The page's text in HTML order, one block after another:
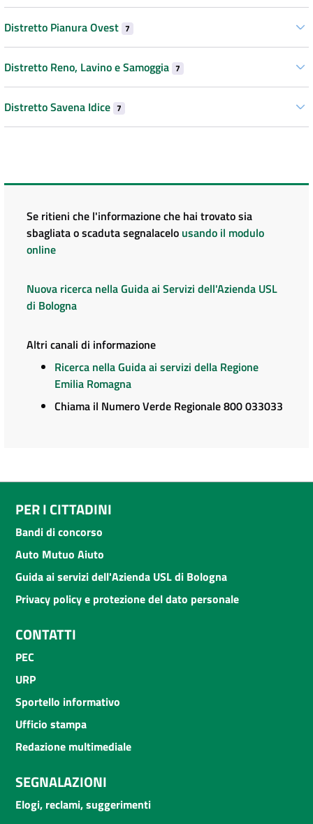
Distretto Pianura Ovest 7
Distretto Reno, Lavino e Samoggia 7
Distretto Savena Idice 7
Se ritieni che l'informazione che hai trovato sia
sbagliata o scaduta segnalacelo usando il modulo
online
Nuova ricerca nella Guida ai Servizi dell'Azienda USL
di Bologna
Altri canali di informazione
Ricerca nella Guida ai servizi della Regione
Emilia Romagna
Chiama il Numero Verde Regionale 800 033033
PER I CITTADINI
Bandi di concorso
Auto Mutuo Aiuto
Guida ai servizi dell'Azienda USL di Bologna
Privacy policy e protezione del dato personale
CONTATTI
PEC
URP
Sportello informativo
Ufficio stampa
Redazione multimediale
SEGNALAZIONI
Elogi, reclami, suggerimenti